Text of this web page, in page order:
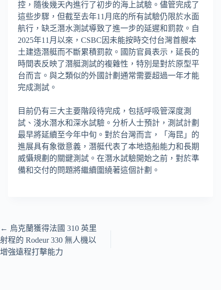
控，隨後幾天內進行了初步的海上試驗。儘管完成了
這些步驟，但截至去年11月底的所有試驗仍限於水面
航行，缺乏潛水測試導致了進一步的延遲和罰款。自
2025年11月以來，CSBC因未能按時交付台灣首艘本
土建造潛艇而不斷累積罰款。國防官員表示，延長的
時間表反映了潛艇測試的複雜性，特別是對於原型平
台而言。與之類似的外國計劃通常需要超過一年才能
完成測試。
目前仍有三大主要階段待完成，包括呼吸管深度測
試、淺水潛水和深水試驗。分析人士預計，測試計劃
最早將延續至今年中旬。對於台灣而言，「海昆」的
進展具有象徵意義，潛艇代表了本地造船能力和長期
威懾規劃的關鍵測試。在潛水試驗開始之前，對於準
備和交付的問題將繼續圍繞著這個計劃。
← 烏克蘭獲得法國 310 英里
射程的 Rodeur 330 無人機以
增強遠程打擊能力